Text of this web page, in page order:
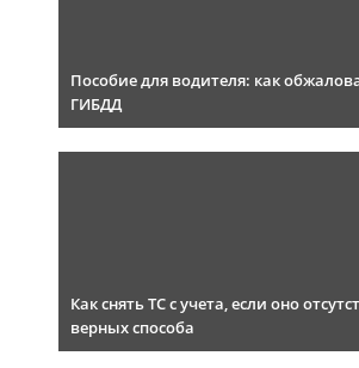
Пособие для водителя: как
ГИБДД
Как снять ТС с учета, если оно
верных способа